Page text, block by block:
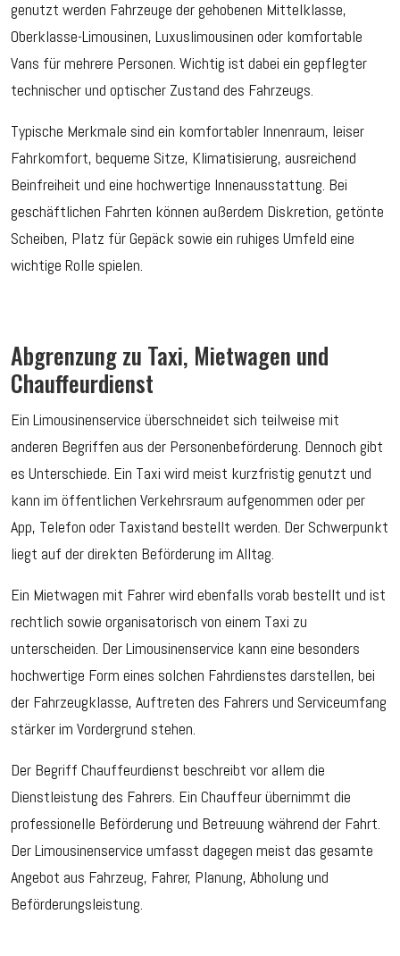
genutzt werden Fahrzeuge der gehobenen Mittelklasse,
Oberklasse-Limousinen, Luxuslimousinen oder komfortable
Vans für mehrere Personen. Wichtig ist dabei ein gepflegter
technischer und optischer Zustand des Fahrzeugs.
Typische Merkmale sind ein komfortabler Innenraum, leiser
Fahrkomfort, bequeme Sitze, Klimatisierung, ausreichend
Beinfreiheit und eine hochwertige Innenausstattung. Bei
geschäftlichen Fahrten können außerdem Diskretion, getönte
Scheiben, Platz für Gepäck sowie ein ruhiges Umfeld eine
wichtige Rolle spielen.
Abgrenzung zu Taxi, Mietwagen und
Chauffeurdienst
Ein Limousinenservice überschneidet sich teilweise mit
anderen Begriffen aus der Personenbeförderung. Dennoch gibt
es Unterschiede. Ein Taxi wird meist kurzfristig genutzt und
kann im öffentlichen Verkehrsraum aufgenommen oder per
App, Telefon oder Taxistand bestellt werden. Der Schwerpunkt
liegt auf der direkten Beförderung im Alltag.
Ein Mietwagen mit Fahrer wird ebenfalls vorab bestellt und ist
rechtlich sowie organisatorisch von einem Taxi zu
unterscheiden. Der Limousinenservice kann eine besonders
hochwertige Form eines solchen Fahrdienstes darstellen, bei
der Fahrzeugklasse, Auftreten des Fahrers und Serviceumfang
stärker im Vordergrund stehen.
Der Begriff Chauffeurdienst beschreibt vor allem die
Dienstleistung des Fahrers. Ein Chauffeur übernimmt die
professionelle Beförderung und Betreuung während der Fahrt.
Der Limousinenservice umfasst dagegen meist das gesamte
Angebot aus Fahrzeug, Fahrer, Planung, Abholung und
Beförderungsleistung.